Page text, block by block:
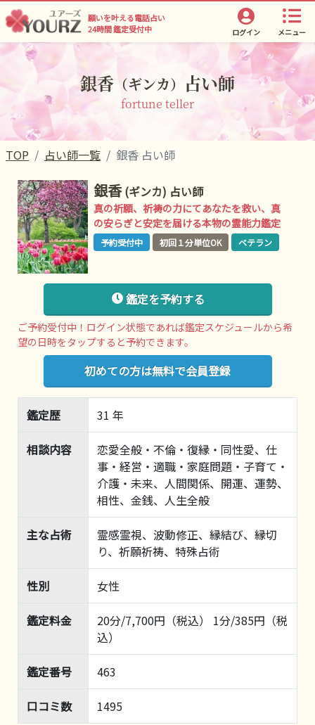
メニュー
願いを叶える電話占い
24時間 鑑定受付中
ログイン
銀香 （ギンカ） 占い師
fortune teller
TOP 占い師一覧 銀香 占い師
銀香 (ギンカ) 占い師
真の祈願、祈祷の力にてあなたを救い、真
の安らぎと安定を届ける本物の霊能力鑑定
予約受付中 初回１分単位OK ベテラン
鑑定を予約する
ご予約受付中！ログイン状態であれば鑑定スケジュールから希
望の日時をタップすると予約できます。
初めての方は無料で会員登録
鑑定歴 31 年
相談内容
恋愛全般・不倫・復縁・同性愛、仕
事・経営・適職・家庭問題・子育て・
介護・未来、人間関係、開運、運勢、
相性、金銭、人生全般
主な占術
霊感霊視、波動修正、縁結び、縁切
り、祈願祈祷、特殊占術
性別 女性
鑑定料金
20分/7,700円（税込） 1分/385円（税
込）
鑑定番号 463
口コミ数 1495